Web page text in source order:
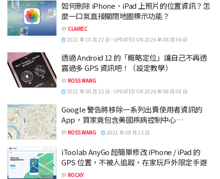
如何刪除 iPhone、iPad 上照片的位置資訊？怎
麼一口氣直接關閉地圖標示功能？
BY CLAIREC
2021 年 10 月 22 日 - UPDATED ON 2026 年 08 月 04 日
透過 Android 12 的「概略定位」讓自己不再透
露過多 GPS 資訊吧！（設定教學）
BY ROSS WANG
2021 年 08 月 22 日 - UPDATED ON 2026 年 08 月 04 日
Google 警告將移除一系列出賣使用者資訊的
App，買家竟包含美國疾病控制中心…
BY ROSS WANG 2021 年 08 月 13 日
iToolab AnyGo 超簡單修改 iPhone / iPad 的
GPS 位置，不被人追蹤，在家玩戶外限定手遊
BY ROCKY